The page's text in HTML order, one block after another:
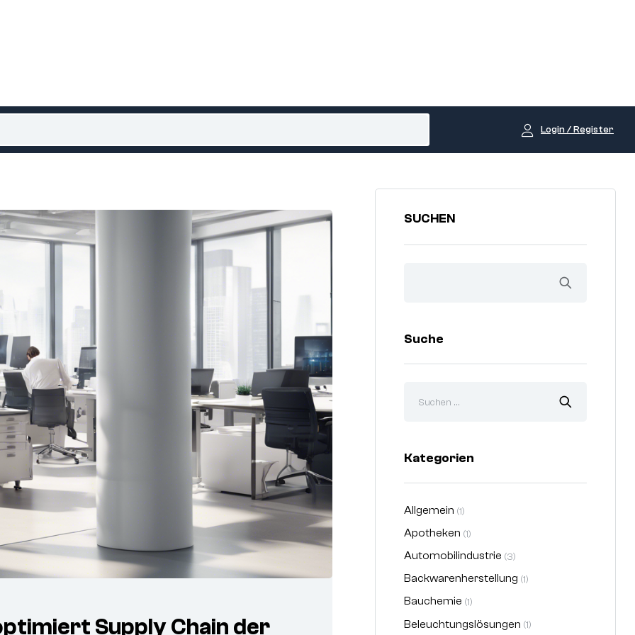
Login / Register
Supply Chain der
SUCHEN
Suche
Kategorien
Allgemein (1)
Apotheken (1)
Automobilindustrie (3)
Backwarenherstellung (1)
Bauchemie (1)
Beleuchtungslösungen (1)